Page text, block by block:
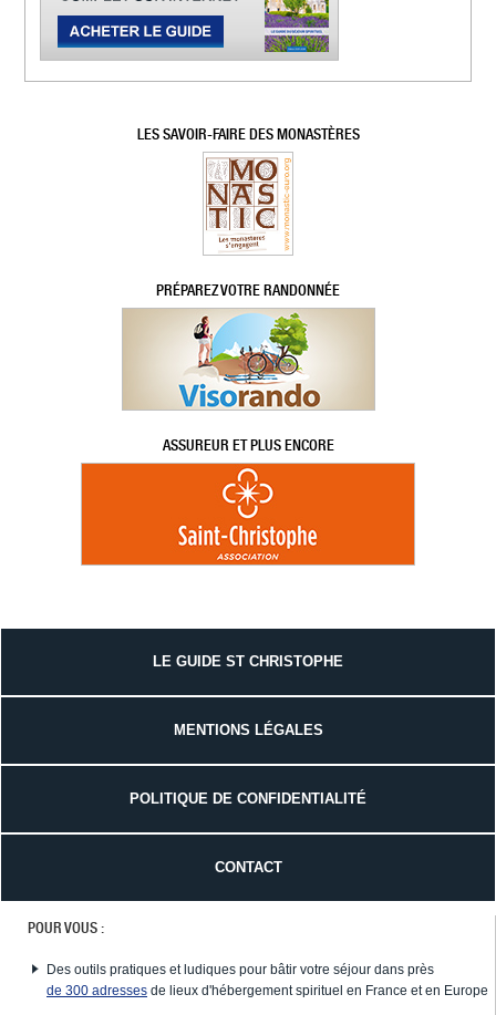
LES SAVOIR-FAIRE DES MONASTÈRES
PRÉPAREZ VOTRE RANDONNÉE
ASSUREUR ET PLUS ENCORE
LE GUIDE ST CHRISTOPHE
MENTIONS LÉGALES
POLITIQUE DE CONFIDENTIALITÉ
CONTACT
POUR VOUS :
Des outils pratiques et ludiques pour bâtir votre séjour dans près
de 300 adresses de lieux d'hébergement spirituel en France et en Europe